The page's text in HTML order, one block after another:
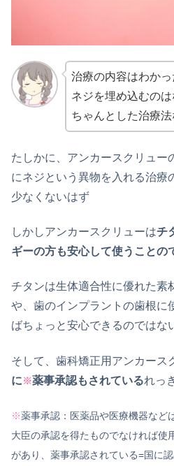
治療の内容はわか
ネジを埋め込むの
ちゃんとした治療法
たしかに、アンカースクリュー
にネジという異物を入れる治療
少なくないはず
しかしアンカースクリューはチ
ギーの方も安心して使うことの
チタンは生体適合性に優れた素
や、歯のインプラントの歯根に
ばちょっと安心できるのではな
そして、歯科矯正用アンカース
に※薬事承認もされているれっ
※薬事承認：医薬品や医療機器など
大臣の承認を得たものでなければ使
があり、薬事承認されている=国に